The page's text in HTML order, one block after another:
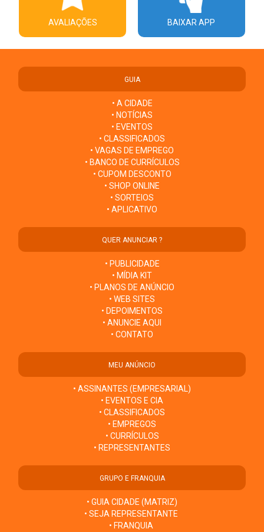
AVALIAÇÕES BAIXAR APP
GUIA
• A CIDADE
• NOTÍCIAS
• EVENTOS
• CLASSIFICADOS
• VAGAS DE EMPREGO
• BANCO DE CURRÍCULOS
• CUPOM DESCONTO
• SHOP ONLINE
• SORTEIOS
• APLICATIVO
QUER ANUNCIAR ?
• PUBLICIDADE
• MÍDIA KIT
• PLANOS DE ANÚNCIO
• WEB SITES
• DEPOIMENTOS
• ANUNCIE AQUI
• CONTATO
MEU ANÚNCIO
• ASSINANTES (EMPRESARIAL)
• EVENTOS E CIA
• CLASSIFICADOS
• EMPREGOS
• CURRÍCULOS
• REPRESENTANTES
GRUPO E FRANQUIA
• GUIA CIDADE (MATRIZ)
• SEJA REPRESENTANTE
• FRANQUIA